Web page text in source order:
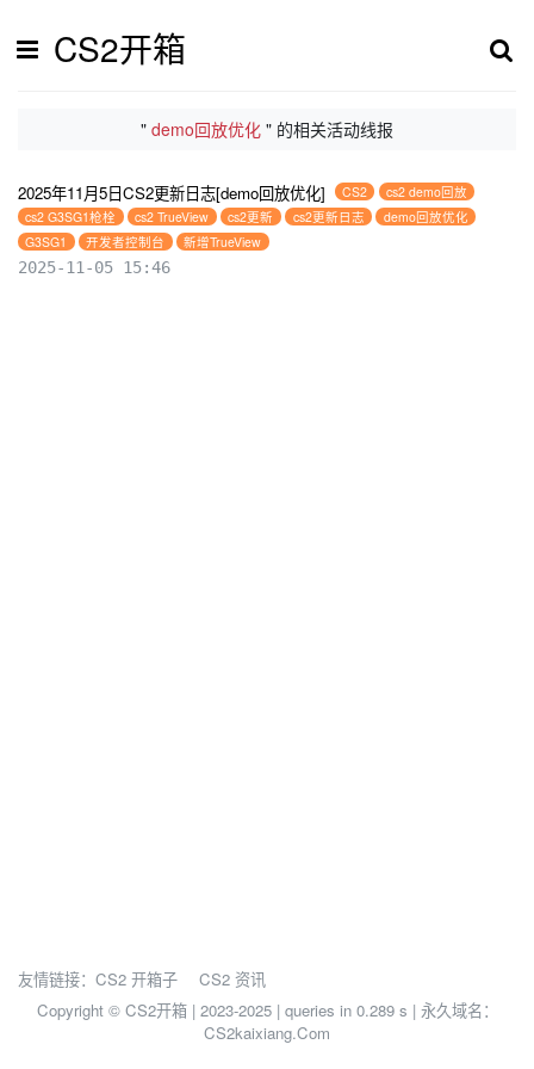
CS2开箱
" demo回放优化 " 的相关活动线报
2025年11月5日CS2更新日志[demo回放优化] CS2
cs2 demo回放
cs2 G3SG1枪栓
cs2 TrueView cs2更新 cs2更新日志
demo回放优化
G3SG1
开发者控制台 新增TrueView
2025-11-05 15:46
友情链接： CS2 开箱子
CS2 资讯
Copyright © CS2开箱 | 2023-2025 | queries in 0.289 s | 永久域名：
CS2kaixiang.Com